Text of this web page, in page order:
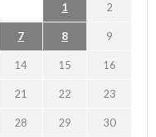
1 2
7 8 9
14 15 16
21 22 23
28 29 30